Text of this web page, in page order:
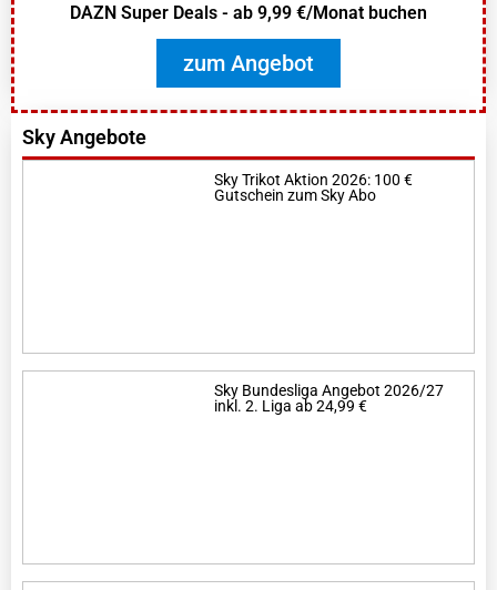
DAZN Super Deals - ab 9,99 €/Monat buchen
zum Angebot
Sky Angebote
Sky Trikot Aktion 2026: 100 €
Gutschein zum Sky Abo
Sky Bundesliga Angebot 2026/27
inkl. 2. Liga ab 24,99 €